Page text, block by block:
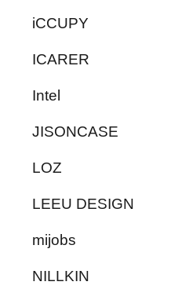
iCCUPY
ICARER
Intel
JISONCASE
LOZ
LEEU DESIGN
mijobs
NILLKIN